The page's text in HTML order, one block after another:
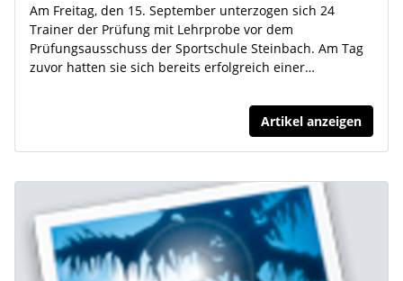
Am Freitag, den 15. September unterzogen sich 24
Trainer der Prüfung mit Lehrprobe vor dem
Prüfungsausschuss der Sportschule Steinbach. Am Tag
zuvor hatten sie sich bereits erfolgreich einer…
Artikel anzeigen